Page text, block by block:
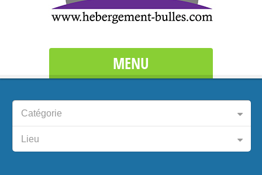
MENU
Catégorie
Lieu